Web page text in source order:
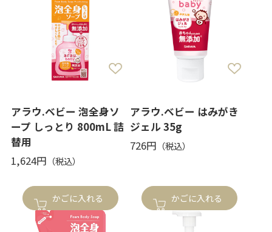
アラウ.ベビー 泡全身ソ
ープ しっとり 800mL 詰
替用
1,624円
かごに入れる
アラウ.ベビー はみがき
ジェル 35g
726円
かごに入れる